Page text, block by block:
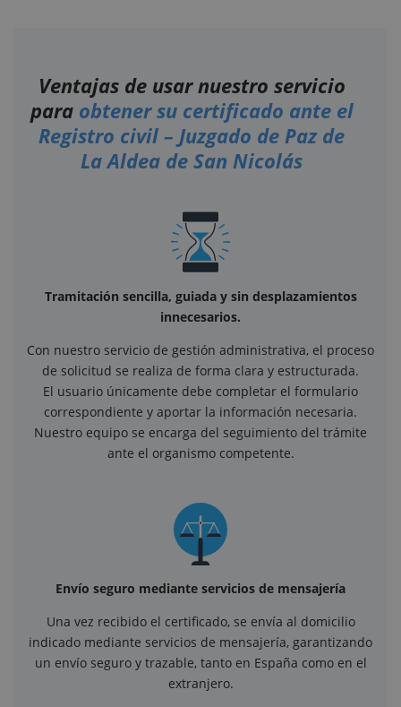
Ventajas de usar nuestro servicio
para obtener su certificado ante el
Registro civil – Juzgado de Paz de
La Aldea de San Nicolás
Tramitación sencilla, guiada y sin desplazamientos
innecesarios.
Con nuestro servicio de gestión administrativa, el proceso
de solicitud se realiza de forma clara y estructurada.
El usuario únicamente debe completar el formulario
correspondiente y aportar la información necesaria.
Nuestro equipo se encarga del seguimiento del trámite
ante el organismo competente.
Envío seguro mediante servicios de mensajería
Una vez recibido el certificado, se envía al domicilio
indicado mediante servicios de mensajería, garantizando
un envío seguro y trazable, tanto en España como en el
extranjero.